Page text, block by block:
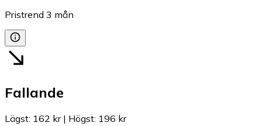
Pristrend 3 mån
Fallande
Lägst: 162 kr| Högst: 196 kr